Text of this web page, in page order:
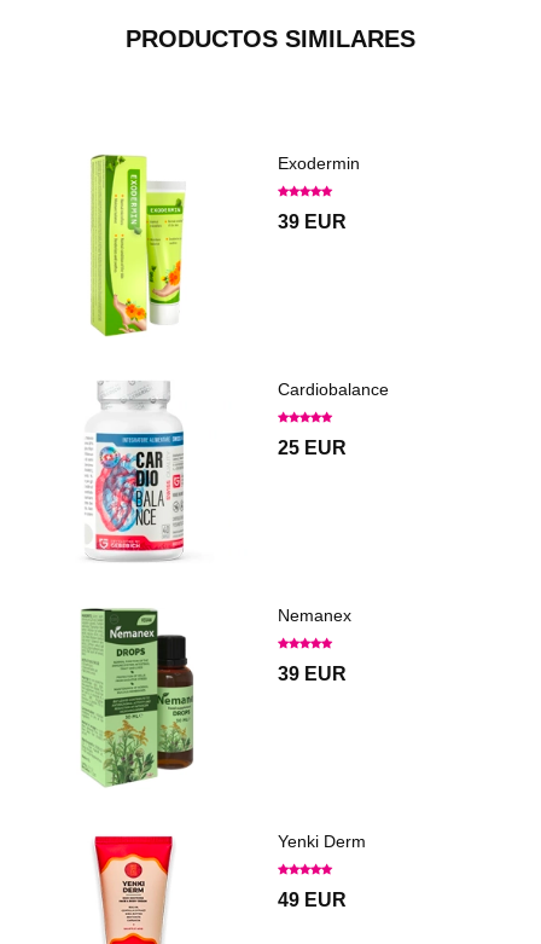
PRODUCTOS SIMILARES
Exodermin
39 EUR
Cardiobalance
25 EUR
Nemanex
39 EUR
Yenki Derm
49 EUR